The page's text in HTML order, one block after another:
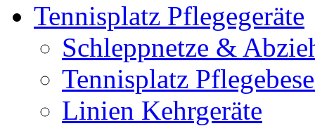
Tennisplatz Pflegegeräte
Schleppnetze &
Tennisplatz
Linien Kehrgeräte